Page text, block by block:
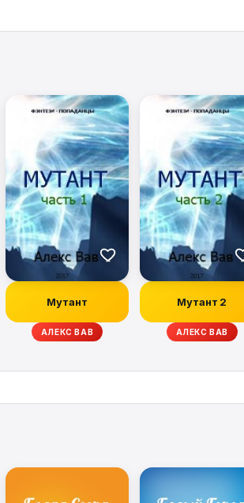
Мутант
АЛЕКС ВАВ
Мутант 2
АЛЕКС ВАВ